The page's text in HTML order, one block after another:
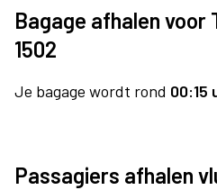
Bagage afhalen voor
1502
Je bagage wordt rond 00:15
Passagiers afhalen